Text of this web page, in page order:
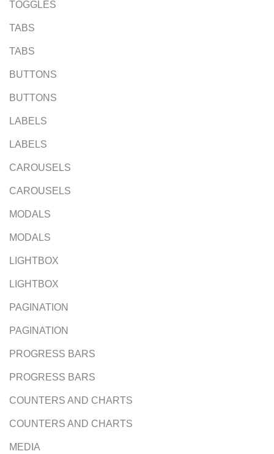
TOGGLES
TABS
TABS
BUTTONS
BUTTONS
LABELS
LABELS
CAROUSELS
CAROUSELS
MODALS
MODALS
LIGHTBOX
LIGHTBOX
PAGINATION
PAGINATION
PROGRESS BARS
PROGRESS BARS
COUNTERS AND CHARTS
COUNTERS AND CHARTS
MEDIA